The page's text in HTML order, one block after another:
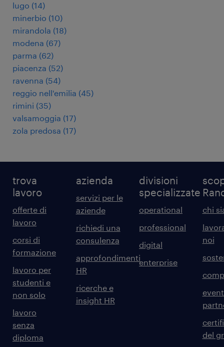
lugo (14)
minerbio (10)
mirandola (18)
modena (67)
parma (62)
piacenza (52)
ravenna (54)
reggio nell'emilia (45)
rimini (35)
valsamoggia (17)
zola predosa (17)
trova
lavoro
offerte di
lavoro
corsi di
formazione
lavoro per
studenti e
non solo
lavoro
senza
diploma
azienda
servizi per le
aziende
richiedi una
consulenza
approfondimenti
HR
ricerche e
insight HR
divisioni
specializzate
operational
professional
digital
enterprise
chi
noi
del